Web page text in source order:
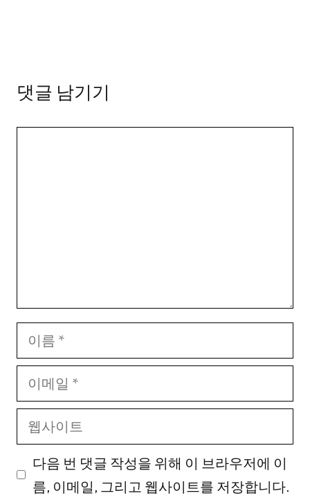
댓글 남기기
름
메
일
웹
사
이 다음 번 댓글 작성을 위해 이 브라우저에 이
름, 이메일, 그리고 웹사이트를 저장합니다.